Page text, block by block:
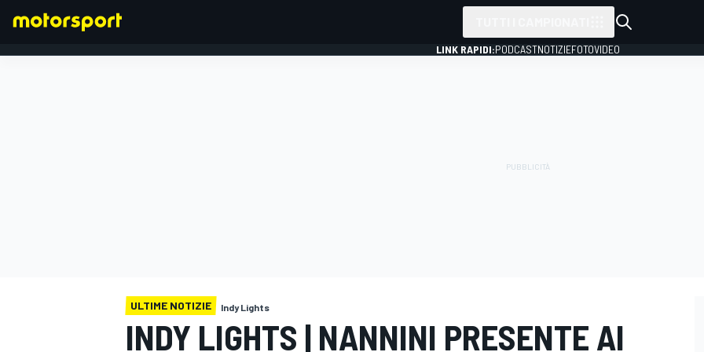
LINK RAPIDI:PODCASTNOTIZIEFOTOVIDEO
ULTIME NOTIZIE Indy Lights
INDY LIGHTS | NANNINI PRESENTE AI